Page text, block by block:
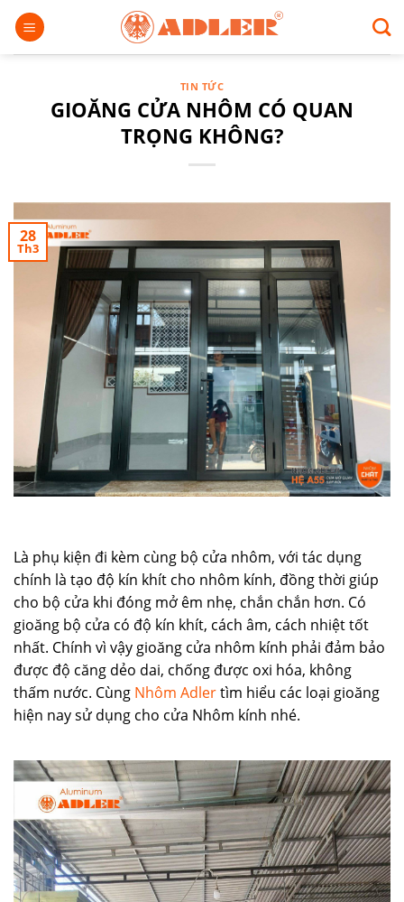
Chuyển
đến
nội
TIN TỨC
GIOĂNG CỬA NHÔM CÓ QUAN
TRỌNG KHÔNG?
28
Th3
Là phụ kiện đi kèm cùng bộ cửa nhôm, với tác dụng
chính là tạo độ kín khít cho nhôm kính, đồng thời giúp
cho bộ cửa khi đóng mở êm nhẹ, chắn chắn hơn. Có
gioăng bộ cửa có độ kín khít, cách âm, cách nhiệt tốt
nhất. Chính vì vậy gioăng cửa nhôm kính phải đảm bảo
được độ căng dẻo dai, chống được oxi hóa, không
thấm nước. Cùng Nhôm Adlertìm hiểu các loại gioăng
hiện nay sử dụng cho cửa Nhôm kính nhé.